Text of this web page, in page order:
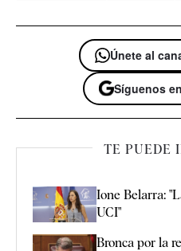
Únete al
Síguenos
TE PUEDE
Ione Belarra:
UCI"
Bronca por la